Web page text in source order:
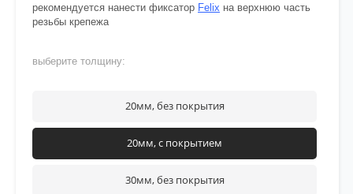
рекомендуется нанести фиксатор Felix на верхнюю часть
резьбы крепежа
выберите толщину:
20мм, без покрытия
20мм, с покрытием
30мм, без покрытия